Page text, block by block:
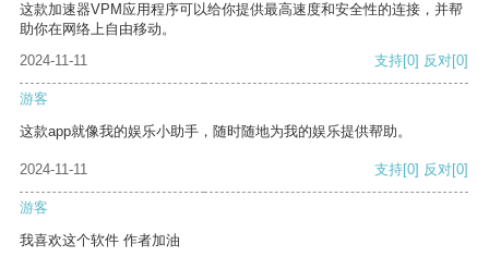
这款加速器VPM应用程序可以给你提供最高速度和安全性的连接，并帮
助你在网络上自由移动。
2024-11-11
支持[0] 反对[0]
游客
这款app就像我的娱乐小助手，随时随地为我的娱乐提供帮助。
2024-11-11 支持[0] 反对[0]
游客
我喜欢这个软件 作者加油